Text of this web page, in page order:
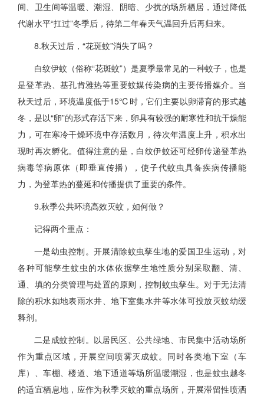
间、卫生间等温暖、潮湿、阴暗、少扰的场所栖居，通过降低
代谢水平“扛过”冬季后，待第二年春天气温回升后再归来。
8.秋天过后，“花斑蚊”消失了吗？
白纹伊蚊（俗称“花斑蚊”）是夏季最常见的一种蚊子，也是
是登革热、基孔肯雅热等重要蚊媒传染病的主要传播媒介。当
秋天过后，环境温度低于15℃时，它们主要以卵滞育的形式越
冬，是以“卵”的形式存活下来，卵具有较强的耐寒性和抗干燥能
力，可在寒冷干燥环境中存活数月，待次年温度上升，积水出
现时再次孵化。值得注意的是，白纹伊蚊还可经卵传递登革热
病毒等病原体（即垂直传播），使子代蚊虫具备疾病传播能
力，为登革热的蔓延和传播提供了重要的条件。
9.秋季公共环境高效灭蚊，如何做？
记得两个重点：
一是幼虫控制。开展清除蚊虫孳生地的爱国卫生运动，对
各种可能孳生蚊虫的水体依据孳生地性质分别采取翻、清、
通、填的分类管理与处置的原则，控制蚊虫孳生。对于无法清
除的积水如地表雨水井、地下室集水井等水体可投放灭蚊幼缓
释剂。
二是成蚊控制。以居民区、公共绿地、市民集中活动场所
作为重点区域，开展空间喷雾灭成蚊。同时各类地下室（车
库）、车棚、楼道、地下通道等场所温暖潮湿，也是蚊虫越冬
的适宜栖息地，应作为秋季灭蚊的重点场所，开展滞留性喷洒